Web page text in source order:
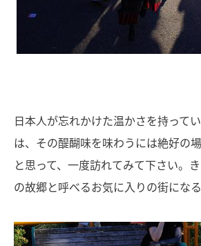
日本人が忘れかけた温かさを持って
は、その醍醐味を味わうには絶好の
と思って、一度訪れてみて下さい。
の故郷と呼べるお気に入りの街になる